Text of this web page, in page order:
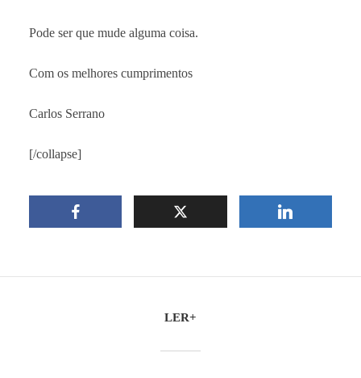
Pode ser que mude alguma coisa.
Com os melhores cumprimentos
Carlos Serrano
[/collapse]
LER+